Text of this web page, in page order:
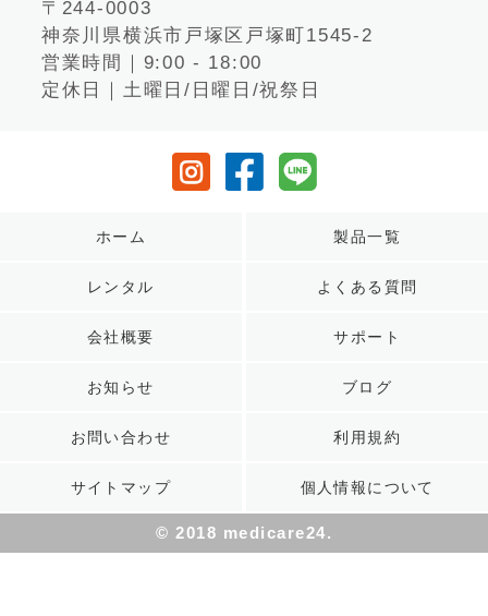
〒244-0003
神奈川県横浜市戸塚区戸塚町1545-2
営業時間｜9:00 - 18:00
定休日｜土曜日/日曜日/祝祭日
ホーム 製品一覧
レンタル よくある質問
会社概要 サポート
お知らせ ブログ
お問い合わせ 利用規約
サイトマップ 個人情報について
© 2018 medicare24.